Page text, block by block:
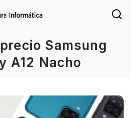
precio Samsung
A12 Nacho